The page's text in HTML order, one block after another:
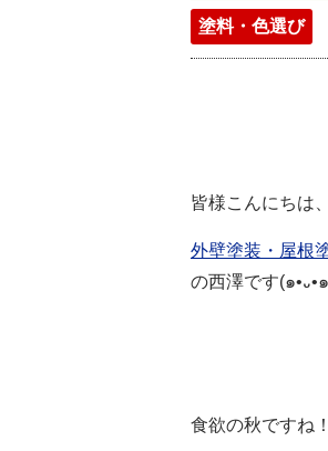
塗料・色選び
皆様こんにちは、
外壁塗装・屋根
の西澤です(๑•᎑•
食欲の秋ですね！